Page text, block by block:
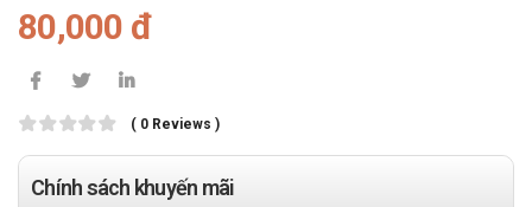
80,000 đ
( 0 Reviews )
Chính sách khuyến mãi